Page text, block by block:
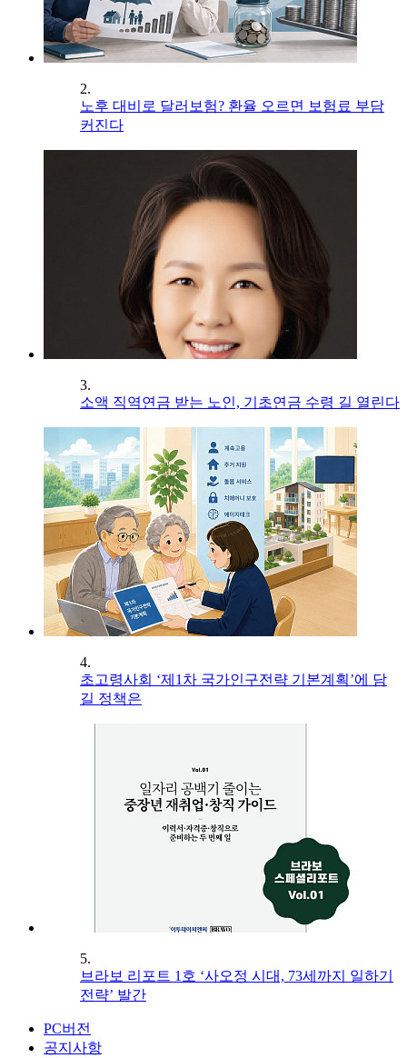
2.
노후 대비로 달러보험? 환율 오르면 보험료 부담
커진다
3.
소액 직역연금 받는 노인, 기초연금 수령 길 열린다
4.
초고령사회 ‘제1차 국가인구전략 기본계획’에 담
길 정책은
5.
브라보 리포트 1호 ‘사오정 시대, 73세까지 일하기
전략’ 발간
PC버전
공지사항